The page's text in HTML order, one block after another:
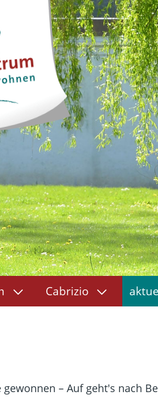
Cabrizio
gewonnen – Auf geht's nach